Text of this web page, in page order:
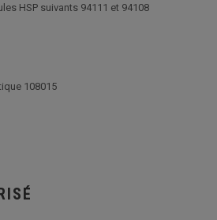
HSP suivants 94111 et 94108
108015